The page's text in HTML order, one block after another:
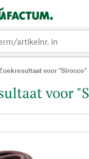
voor "Sirocco"
voor